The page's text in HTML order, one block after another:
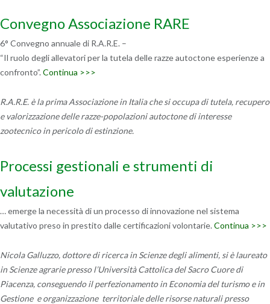
Convegno Associazione RARE
6° Convegno annuale di R.A.R.E. –
“Il ruolo degli allevatori per la tutela delle razze autoctone esperienze a
confronto”. Continua >>>
R.A.R.E. è la prima Associazione in Italia che si occupa di tutela, recupero
e valorizzazione delle razze-popolazioni autoctone di interesse
zootecnico in pericolo di estinzione.
Processi gestionali e strumenti di
valutazione
… emerge la necessità di un processo di innovazione nel sistema
valutativo preso in prestito dalle certificazioni volontarie. Continua >>>
Nicola Galluzzo, dottore di ricerca in Scienze degli alimenti, si è laureato
in Scienze agrarie presso l’Università Cattolica del Sacro Cuore di
Piacenza, conseguendo il perfezionamento in Economia del turismo e in
Gestione e organizzazione territoriale delle risorse naturali presso